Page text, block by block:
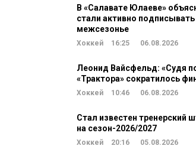
В «Салавате Юлаеве»
стали активно подписывать
межсезонье
Хоккей 16:25 06.08.2026
Леонид Вайсфельд: «Судя
«Трактора» сократилось
Хоккей 10:46 06.08.2026
Стал известен тренерский
на сезон-2026/2027
Хоккей 20:16 05.08.2026